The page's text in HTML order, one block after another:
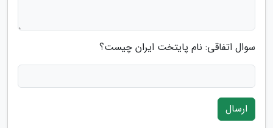
سوال اتفاقی: نام پایتخت ایران چیست؟
ارسال